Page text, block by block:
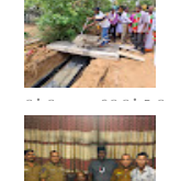
வித்தியாலய வீதியில் 5 மில